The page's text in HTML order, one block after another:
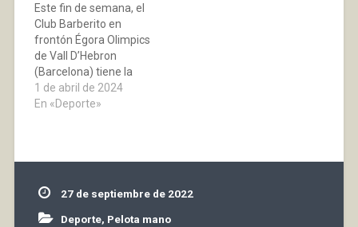
Este fin de semana, el
Club Barberito en
frontón Égora Olimpics
de Vall D’Hebron
(Barcelona) tiene la
posibilidad de ganar la
Copa del Rey por
5 de abril en individual
y…
1 de abril de 2024
En «Deporte»
27 de septiembre de 2022
Deporte, Pelota mano